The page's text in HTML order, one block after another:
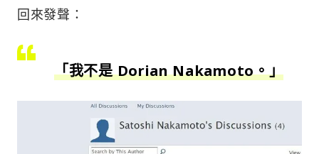
回來發聲：
「我不是 Dorian Nakamoto。」